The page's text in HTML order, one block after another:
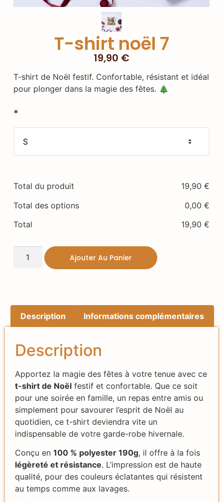
T-shirt noël 7
19,90 €
T-shirt de Noël festif. Confortable, résistant et idéal
pour plonger dans la magie des fêtes. 🎄
*
Total du produit 19,90€
Total des options
0,00€
Total
19,90€
Ajouter Au Panier
Description Informations complémentaires
Description
Apportez la magie des fêtes à votre tenue avec ce
t-shirt de Noël festif et confortable. Que ce soit
pour une soirée en famille, un repas entre amis ou
simplement pour savourer l’esprit de Noël au
quotidien, ce t-shirt deviendra vite un
indispensable de votre garde-robe hivernale.
Conçu en 100 % polyester 190g, il offre à la fois
légèreté et résistance. L’impression est de haute
qualité, pour des couleurs éclatantes qui résistent
au temps comme aux lavages.